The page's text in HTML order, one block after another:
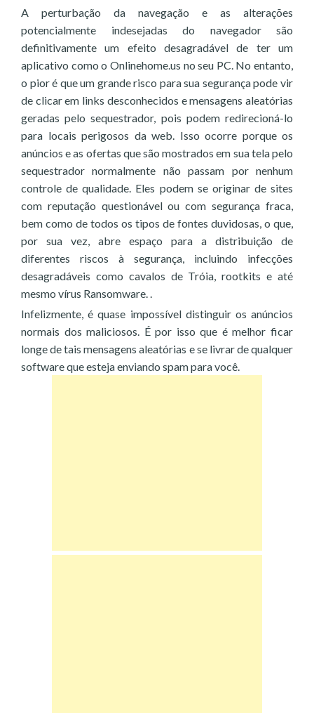
A perturbação da navegação e as alterações
potencialmente indesejadas do navegador são
definitivamente um efeito desagradável de ter um
aplicativo como o Onlinehome.us no seu PC. No entanto,
o pior é que um grande risco para sua segurança pode vir
de clicar em links desconhecidos e mensagens aleatórias
geradas pelo sequestrador, pois podem redirecioná-lo
para locais perigosos da web. Isso ocorre porque os
anúncios e as ofertas que são mostrados em sua tela pelo
sequestrador normalmente não passam por nenhum
controle de qualidade. Eles podem se originar de sites
com reputação questionável ou com segurança fraca,
bem como de todos os tipos de fontes duvidosas, o que,
por sua vez, abre espaço para a distribuição de
diferentes riscos à segurança, incluindo infecções
desagradáveis como cavalos de Tróia, rootkits e até
mesmo vírus Ransomware. .
Infelizmente, é quase impossível distinguir os anúncios
normais dos maliciosos. É por isso que é melhor ficar
longe de tais mensagens aleatórias e se livrar de qualquer
software que esteja enviando spam para você.